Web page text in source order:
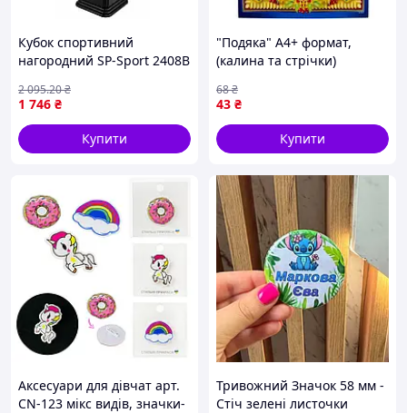
Кубок спортивний
нагородний SP-Sport 2408B
1 746 ₴
2 095.20₴
Купити
"Подяка" А4+ формат,
(калина та стрічки)
43 ₴
68₴
Купити
Аксесуари для дівчат арт.
CN-123 мікс видів, значки-
Тривожний Значок 58 мм -
Стіч зелені листочки